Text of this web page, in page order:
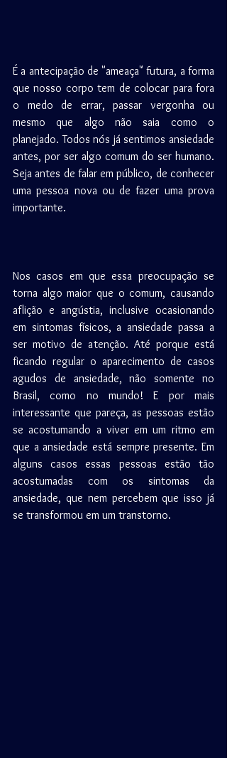
É a antecipação de "ameaça" futura, a forma
que nosso corpo tem de colocar para fora
o medo de errar, passar vergonha ou
mesmo que algo não saia como o
planejado. Todos nós já sentimos ansiedade
antes, por ser algo comum do ser humano.
Seja antes de falar em público, de conhecer
uma pessoa nova ou de fazer uma prova
importante.
Nos casos em que essa preocupação se
torna algo maior que o comum, causando
aflição e angústia, inclusive ocasionando
em sintomas físicos, a ansiedade passa a
ser motivo de atenção. Até porque está
ficando regular o aparecimento de casos
agudos de ansiedade, não somente no
Brasil, como no mundo! E por mais
interessante que pareça, as pessoas estão
se acostumando a viver em um ritmo em
que a ansiedade está sempre presente. Em
alguns casos essas pessoas estão tão
acostumadas com os sintomas da
ansiedade, que nem percebem que isso já
se transformou em um transtorno.